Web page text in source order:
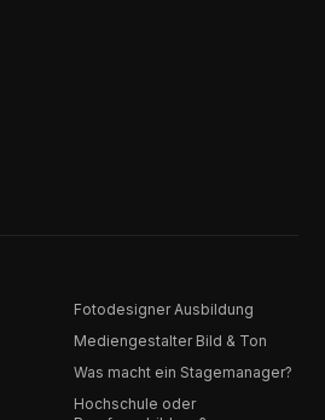
Fotodesigner Ausbildung
Mediengestalter Bild & Ton
Was macht ein Stagemanager?
Hochschule oder